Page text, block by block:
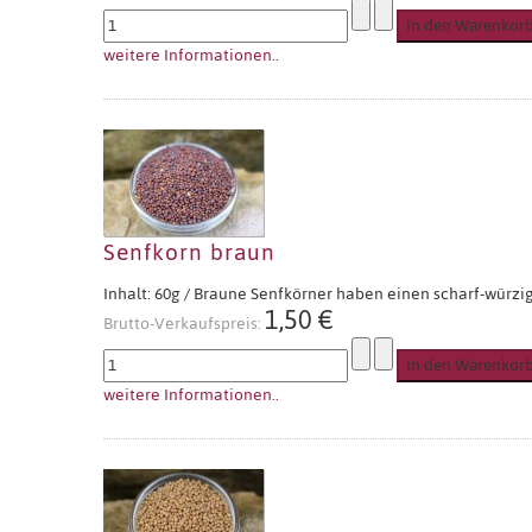
weitere Informationen..
Senfkorn braun
Inhalt: 60g / Braune Senfkörner haben einen scharf-
Brutto-Verkaufspreis:1,50 €
weitere Informationen..